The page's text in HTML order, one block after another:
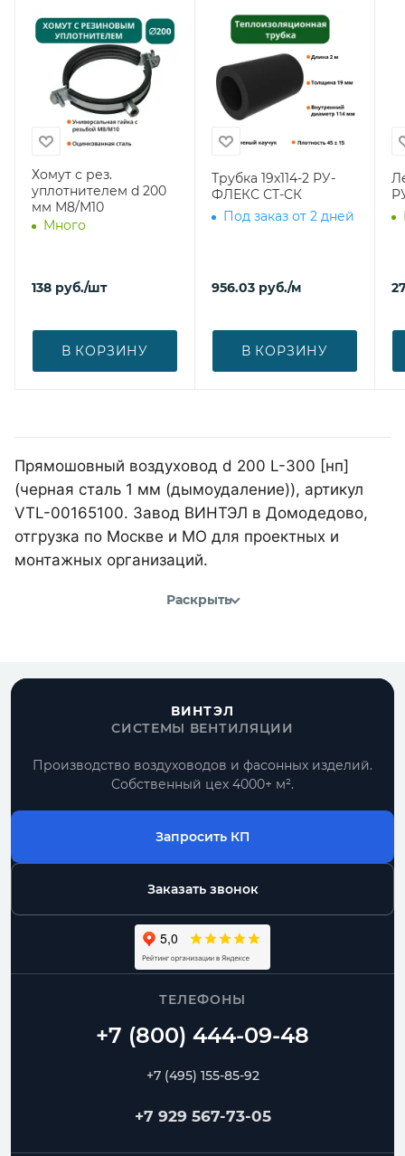
Хомут с рез.
уплотнителем d 200
мм М8/М10
Много
138 руб./шт
В КОРЗИНУ
Трубка 19х114-2 РУ-
ФЛЕКС СТ-СК
Под заказ от 2 дней
956.03 руб./м
В КОРЗИНУ
Прямошовный воздуховод d 200 L-300 [нп]
(черная сталь 1 мм (дымоудаление)), артикул
VTL-00165100. Завод ВИНТЭЛ в Домодедово,
отгрузка по Москве и МО для проектных и
монтажных организаций.
Раскрыть
ВИНТЭЛ
СИСТЕМЫ ВЕНТИЛЯЦИИ
Производство воздуховодов и фасонных изделий.
Собственный цех 4000+ м².
Запросить КП
Заказать звонок
ТЕЛЕФОНЫ
+7 (495) 155-85-92
+7 929 567-73-05